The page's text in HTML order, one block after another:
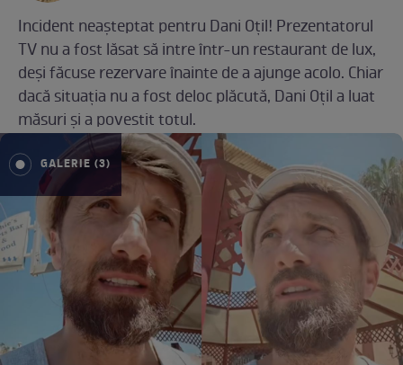
Incident neașteptat pentru Dani Oțil! Prezentatorul
TV nu a fost lăsat să intre într-un restaurant de lux,
deși făcuse rezervare înainte de a ajunge acolo. Chiar
dacă situația nu a fost deloc plăcută, Dani Oțil a luat
măsuri și a povestit totul.
GALERIE (3)